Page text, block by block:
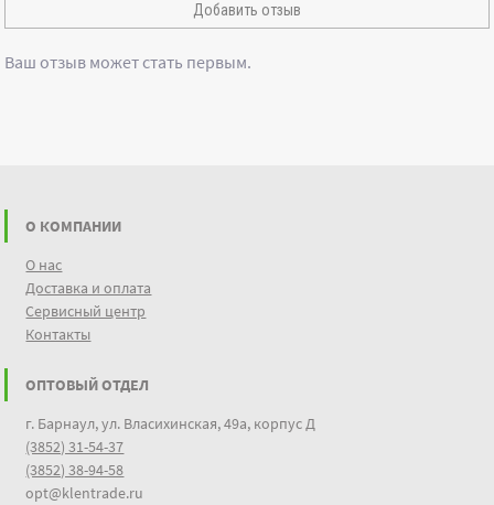
Ваш отзыв может стать первым.
Добавить отзыв
О КОМПАНИИ
О нас
Доставка и оплата
Сервисный центр
Контакты
ОПТОВЫЙ ОТДЕЛ
г. Барнаул, ул. Власихинская, 49а, корпус Д
(3852) 31-54-37
(3852) 38-94-58
opt@klentrade.ru